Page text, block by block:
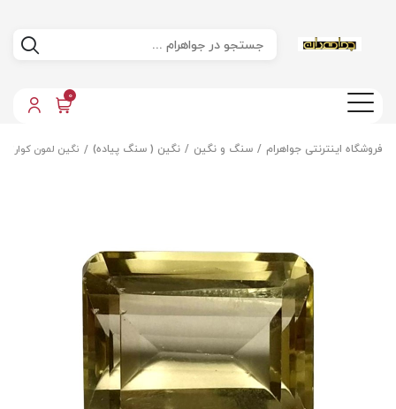
0
فروشگاه اینترنتی جواهرام سنگ و نگین نگین ( سنگ پیاده) نگین لمون